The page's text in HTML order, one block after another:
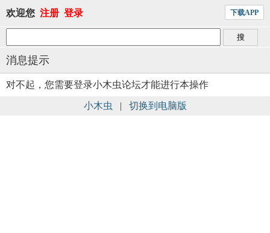
欢迎您 注册 登录 下载APP
消息提示
对不起，您需要登录小木虫论坛才能进行本操作
小木虫 | 切换到电脑版